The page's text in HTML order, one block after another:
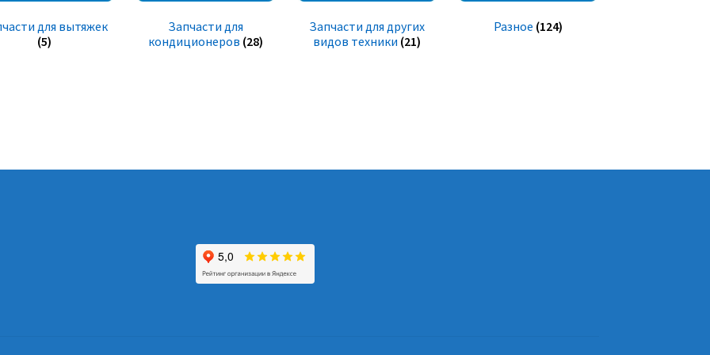
для вытяжек
(5)
Запчасти для
кондиционеров (28)
Запчасти для других
видов техники (21)
Разное (124)